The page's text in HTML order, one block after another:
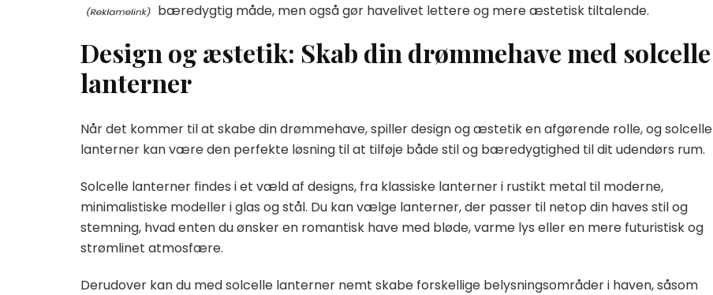
bæredygtig måde, men også gør havelivet lettere og mere æstetisk tiltalende.
Design og æstetik: Skab din drømmehave med solcelle
lanterner
Når det kommer til at skabe din drømmehave, spiller design og æstetik en afgørende rolle, og solcelle
lanterner kan være den perfekte løsning til at tilføje både stil og bæredygtighed til dit udendørs rum.
Solcelle lanterner findes i et væld af designs, fra klassiske lanterner i rustikt metal til moderne,
minimalistiske modeller i glas og stål. Du kan vælge lanterner, der passer til netop din haves stil og
stemning, hvad enten du ønsker en romantisk have med bløde, varme lys eller en mere futuristisk og
strømlinet atmosfære.
Derudover kan du med solcelle lanterner nemt skabe forskellige belysningsområder i haven, såsom